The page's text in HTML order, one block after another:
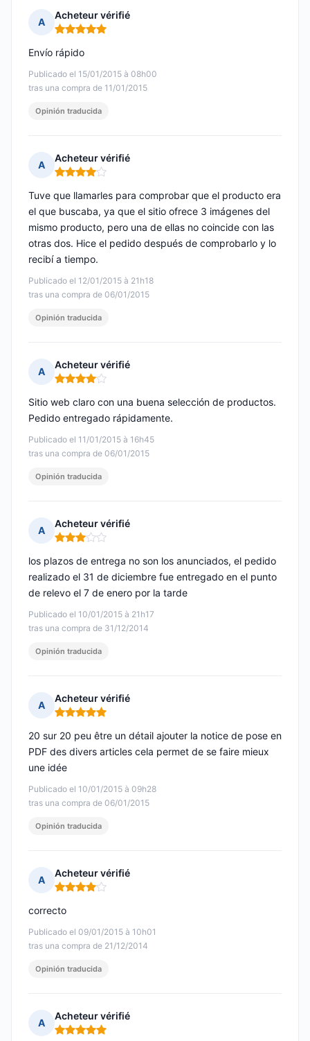
A
Acheteur vérifié
Nota: 5 de 5
Publicado el 15/01/2015 à 08h00
tras una compra de 11/01/2015
Envío rápido
Opinión traducida
A
Acheteur vérifié
Nota: 4 de 5
Publicado el 12/01/2015 à 21h18
tras una compra de 06/01/2015
Tuve que llamarles para comprobar que el producto era
el que buscaba, ya que el sitio ofrece 3 imágenes del
mismo producto, pero una de ellas no coincide con las
otras dos. Hice el pedido después de comprobarlo y lo
recibí a tiempo.
Opinión traducida
A
Acheteur vérifié
Nota: 4 de 5
Publicado el 11/01/2015 à 16h45
tras una compra de 06/01/2015
Sitio web claro con una buena selección de productos.
Pedido entregado rápidamente.
Opinión traducida
A
Acheteur vérifié
Nota: 3 de 5
Publicado el 10/01/2015 à 21h17
tras una compra de 31/12/2014
los plazos de entrega no son los anunciados, el pedido
realizado el 31 de diciembre fue entregado en el punto
de relevo el 7 de enero por la tarde
Opinión traducida
A
Acheteur vérifié
Nota: 5 de 5
Publicado el 10/01/2015 à 09h28
tras una compra de 06/01/2015
20 sur 20 peu être un détail ajouter la notice de pose en
PDF des divers articles cela permet de se faire mieux
une idée
Opinión traducida
A
Acheteur vérifié
Nota: 4 de 5
Publicado el 09/01/2015 à 10h01
tras una compra de 21/12/2014
correcto
Opinión traducida
A
Acheteur vérifié
Nota: 5 de 5